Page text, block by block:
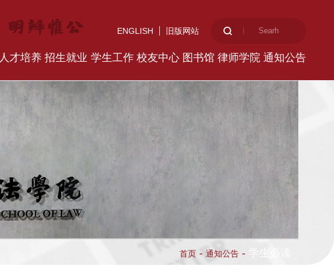
ENGLISH 旧版网站
人才培养 招生就业 学生工作 校友中心 图书馆 律师学院 通知公告
首页 - 通知公告 -